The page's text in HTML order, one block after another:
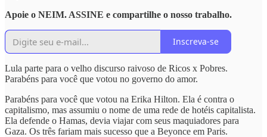
Apoie o NEIM. ASSINE e compartilhe o nosso trabalho.
Inscreva-se
Lula parte para o velho discurso raivoso de Ricos x Pobres.
Parabéns para você que votou no governo do amor.
Parabéns para você que votou na Erika Hilton. Ela é contra o
capitalismo, mas assumiu o nome de uma rede de hotéis capitalista.
Ela defende o Hamas, devia viajar com seus maquiadores para
Gaza. Os três fariam mais sucesso que a Beyonce em Paris.